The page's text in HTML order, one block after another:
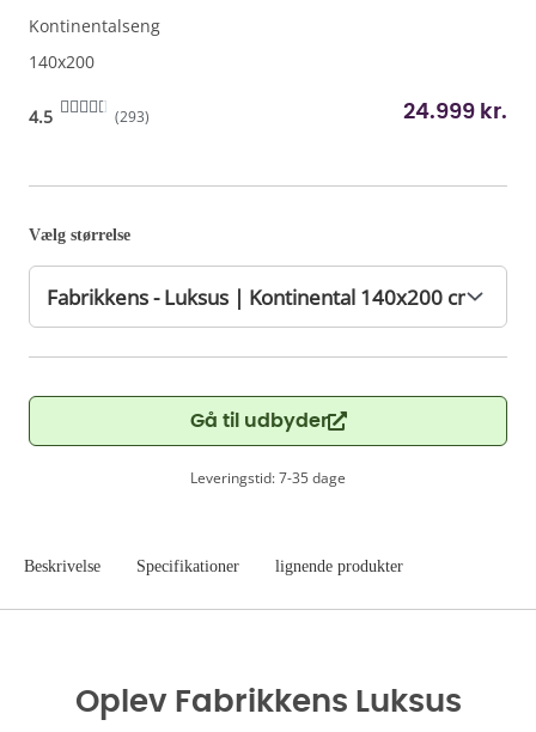
Kontinentalseng
140x200
4.5 (293) 24.999 kr.
Vælg størrelse
Gå til udbyder
Leveringstid: 7-35 dage
Beskrivelse Specifikationer lignende produkter
Oplev Fabrikkens Luksus